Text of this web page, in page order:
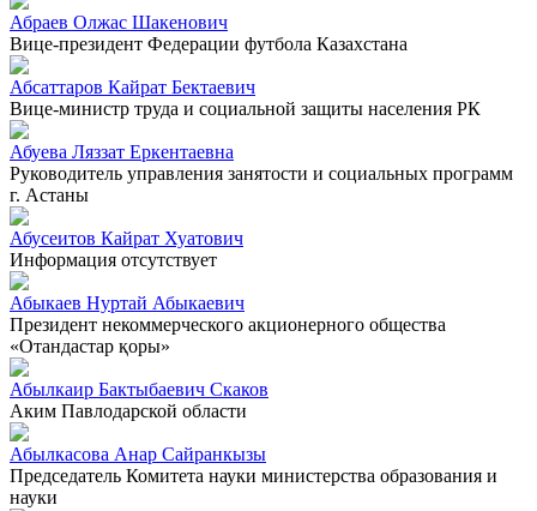
Абраев Олжас Шакенович
Вице-президент Федерации футбола Казахстана
Абсаттаров Кайрат Бектаевич
Вице-министр труда и социальной защиты населения РК
Абуева Ляззат Еркентаевна
Руководитель управления занятости и социальных программ
г. Астаны
Абусеитов Кайрат Хуатович
Информация отсутствует
Абыкаев Нуртай Абыкаевич
Президент некоммерческого акционерного общества
«Отандастар қоры»
Абылкаир Бактыбаевич Скаков
Аким Павлодарской области
Абылкасова Анар Сайранкызы
Председатель Комитета науки министерства образования и
науки